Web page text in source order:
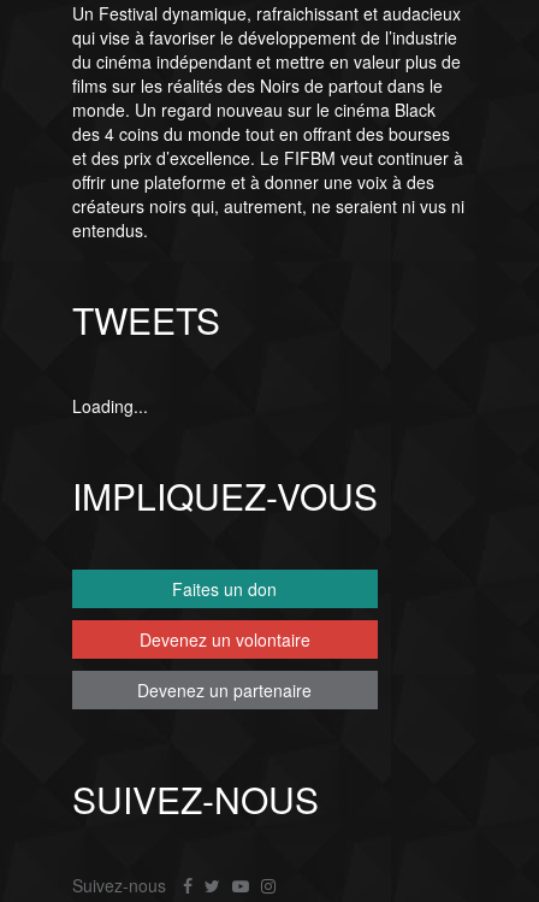
Un Festival dynamique, rafraichissant et audacieux
qui vise à favoriser le développement de l’industrie
du cinéma indépendant et mettre en valeur plus de
films sur les réalités des Noirs de partout dans le
monde. Un regard nouveau sur le cinéma Black
des 4 coins du monde tout en offrant des bourses
et des prix d’excellence. Le FIFBM veut continuer à
offrir une plateforme et à donner une voix à des
créateurs noirs qui, autrement, ne seraient ni vus ni
entendus.
TWEETS
Loading...
IMPLIQUEZ-VOUS
Faites un don
Devenez un volontaire
Devenez un partenaire
SUIVEZ-NOUS
Suivez-nous